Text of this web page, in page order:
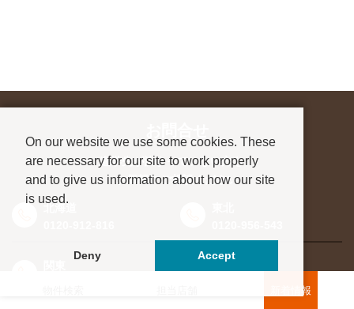
新着情報
進学先が決まっていない方も、
お気軽にご相談ください
東海・北信越
On our website we use some cookies. These
are necessary for our site to work properly
and to give us information about how our site
is used.
Deny Accept